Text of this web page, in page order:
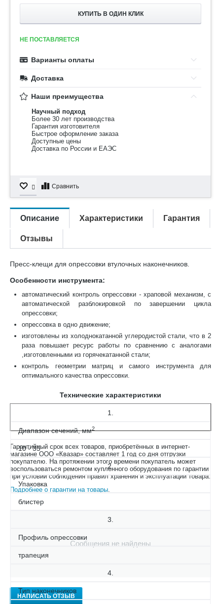
КУПИТЬ В ОДИН КЛИК
НЕ ПОСТАВЛЯЕТСЯ
Варианты оплаты
Доставка
Наши преимущества
Научный подход
Более 30 лет производства
Гарантия изготовителя
Быстрое оформление заказа
Доступные цены
Доставка по России и ЕАЭС
Сравнить
Описание Характеристики Гарантия
Отзывы
Пресс-клещи для опрессовки втулочных наконечников.
Особенности инструмента:
автоматический контроль опрессовки - храповой механизм, с
автоматической разблокировкой по завершении цикла
опрессовки;
опрессовка в одно движение;
изготовлены из холоднокатанной углеродистой стали, что в 2
раза повышает ресурс работы по сравнению с аналогами
,изготовленными из горячекатанной стали;
контроль геометрии матриц и самого инструмента для
оптимального качества опрессовки.
Технические характеристики
1.
Диапазон сечений, мм2
10 - 35
2.
Упаковка
блистер
3.
Профиль опрессовки
трапеция
4.
Тип наконечников
Гарантийный срок всех товаров, приобретённых в интернет-
магазине ООО «Квазар» составляет 1 год со дня отгрузки
покупателю. На протяжении этого времени покупатель может
воспользоваться ремонтом купленного оборудования по гарантии
при условии соблюдения правил хранения и эксплуатации товара.
Подробнее о гарантии на товары.
Сообщения не найдены
НАПИСАТЬ ОТЗЫВ